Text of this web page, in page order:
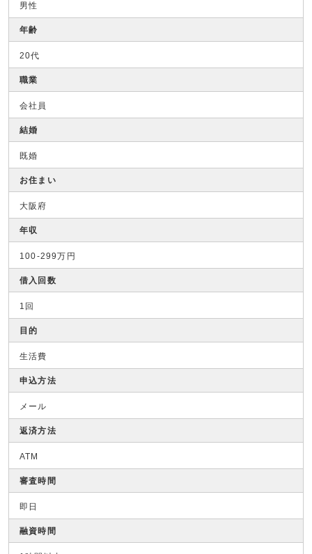
男性
年齢
20代
職業
会社員
結婚
既婚
お住まい
大阪府
年収
100-299万円
借入回数
1回
目的
生活費
申込方法
メール
返済方法
ATM
審査時間
即日
融資時間